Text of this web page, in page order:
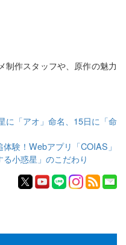
制作スタッフや、原作の魅力
に「アオ」命名、15日に「命
体験！Webアプリ「COIAS」
小惑星」のこだわり